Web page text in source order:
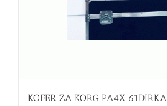
KOFER ZA KORG PA4X 61DIRKA